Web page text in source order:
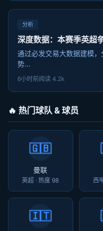
分析
深度数据：本赛季英超
通过必发交易大数据建模
势...
6小时前阅读 4.2k
🔥 热门球队 & 球员
🇬🇧
曼联
英超 · 热度 98 西
🇮🇹